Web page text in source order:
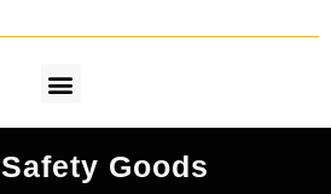
Goods